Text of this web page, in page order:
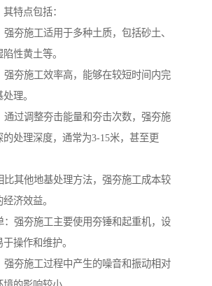
特点包括：
强夯施工适用于多种土质，包括砂土、
性黄土等。
强夯施工效率高，能够在较短时间内完
理。
通过调整夯击能量和夯击次数，强夯施
的处理深度，通常为3-15米，甚至更
比其他地基处理方法，强夯施工成本较
济效益。
：强夯施工主要使用夯锤和起重机，设
操作和维护。
强夯施工过程中产生的噪音和振动相对